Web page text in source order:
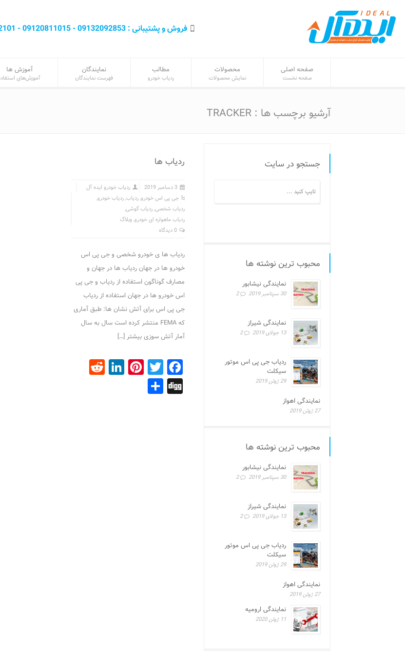
فروش و پشتيبانی : 09132092853 - 09120811015 - 09120572101
صفحه اصلی
صفحه نخست
محصولات
نمایش محصولات
مطالب
ردیاب خودرو
نمایندگان
فهرست نمایندگان
آموزش‌ ها
آموزش‌های
آرشیو برچسب ها : TRACKER
ردیاب ها
3 دسامبر 2019
ردیاب خودرو ایده آل
جی پی اس خودرو,ردیاب,ردیاب خودرو,
ردیاب شخصی,ردیاب گوشی,
ردیاب ماهواره ای خودرو, وبلاگ
0 دیدگاه
ردیاب ها ی خودرو شخصی و جی پی اس
خودرو ها در جهان ردیاب ها در جهان و
مصارف گوناگون استفاده از ردیاب و جی پی
اس خودرو ها در جهان استفاده از ردیاب
جی پی اس برای آتش نشان ها: طبق آماری
که FEMA منتشر کرده است سال به سال
آمار آتش سوزی بیشتر […]
Facebook
Twitter
Pinterest
LinkedIn
Digg
جستجو در سایت
محبوب ترین نوشته ها
نمایندگی نیشابور
30 سپتامبر 2019 2
نمایندگی شیراز
13 جولای 2019 2
ردیاب جی پی اس موتور
سیکلت
29 ژوئن 2019
نمایندگی اهواز
27 ژوئن 2019
محبوب ترین نوشته ها
نمایندگی نیشابور
30 سپتامبر 2019 2
نمایندگی شیراز
13 جولای 2019 2
ردیاب جی پی اس موتور
سیکلت
29 ژوئن 2019
نمایندگی اهواز
27 ژوئن 2019
نمایندگی ارومیه
11 ژوئن 2020